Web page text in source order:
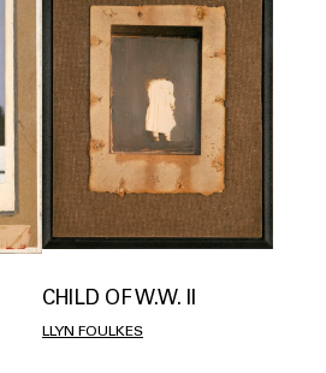
CHILD OF W.W. II
LLYN FOULKES